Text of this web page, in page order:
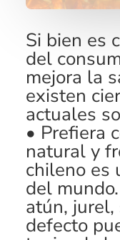
Si bien es
del
mejora la
existen
actuales
• Prefiera
natural y
chileno es
del
atún, jurel,
defecto